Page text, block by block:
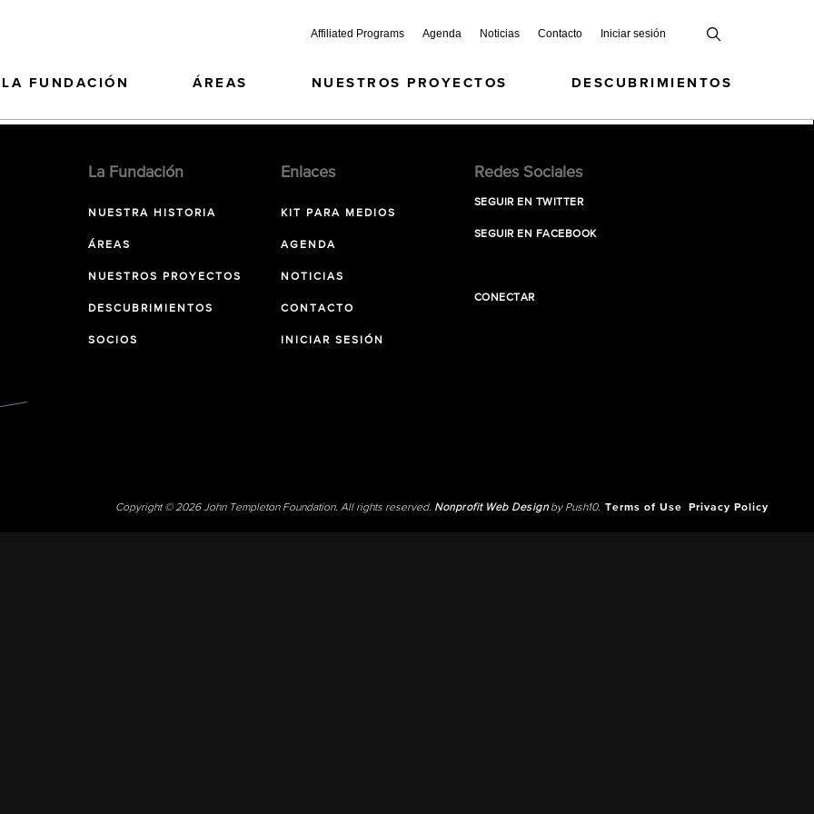
Affiliated Programs Agenda Noticias Contacto Iniciar sesión
LA FUNDACIÓN ÁREAS NUESTROS PROYECTOS DESCUBRIMIENTOS
La Fundación
NUESTRA HISTORIA
ÁREAS
NUESTROS PROYECTOS
DESCUBRIMIENTOS
SOCIOS
Enlaces
KIT PARA MEDIOS
AGENDA
NOTICIAS
CONTACTO
INICIAR SESIÓN
Redes Sociales
SEGUIR EN TWITTER
SEGUIR EN FACEBOOK
CONECTAR
Copyright © 2026 John Templeton Foundation. All rights reserved. Nonprofit Web Designby Push10. Terms of Use Privacy Policy